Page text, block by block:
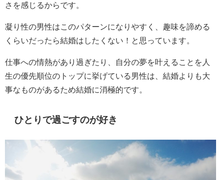
さを感じるからです。
凝り性の男性はこのパターンになりやすく、趣味を諦める
くらいだったら結婚はしたくない！と思っています。
仕事への情熱があり過ぎたり、自分の夢を叶えることを人
生の優先順位のトップに挙げている男性は、結婚よりも大
事なものがあるため結婚に消極的です。
ひとりで過ごすのが好き